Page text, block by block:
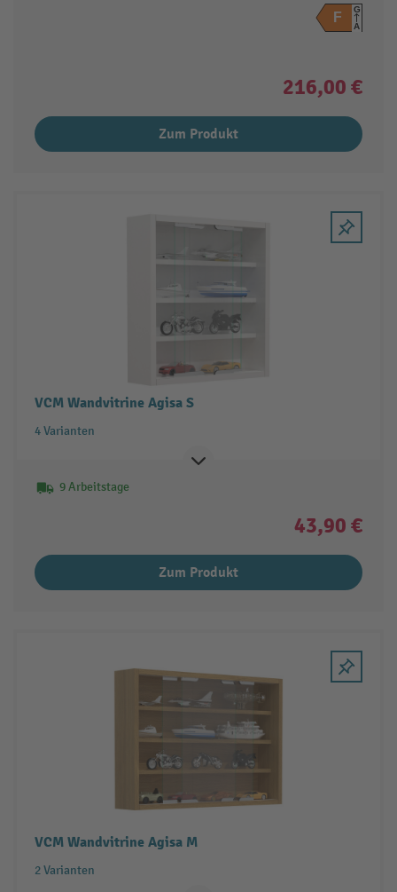
F
G
A
216,00 €
Zum Produkt
VCM Wandvitrine Agisa S
4 Varianten
9 Arbeitstage
43,90 €
Zum Produkt
VCM Wandvitrine Agisa M
2 Varianten